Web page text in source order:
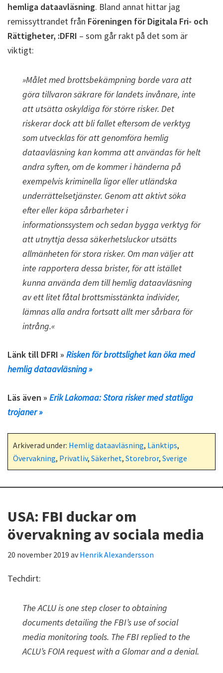
hemliga dataavläsning. Bland annat hittar jag
remissyttrandet från Föreningen för Digitala Fri- och
Rättigheter, :DFRI – som går rakt på det som är
viktigt:
»Målet med brottsbekämpning borde vara att
göra tillvaron säkrare för landets invånare, inte
att utsätta oskyldiga för större risker. Det
riskerar dock att bli fallet eftersom de verktyg
som utvecklas för att genomföra hemlig
dataavläsning kan komma att användas för helt
andra syften, om de kommer i händerna på
exempelvis kriminella ligor eller utländska
underrättelsetjänster. Genom att aktivt söka
efter eller köpa sårbarheter i
informationssystem och sedan bygga verktyg för
att utnyttja dessa säkerhetsluckor utsätts
allmänheten för stora risker. Om man väljer att
inte rapportera dessa brister, för att istället
kunna använda dem till hemlig dataavläsning
av ett litet fåtal brottsmisstänkta individer,
lämnas alla andra fortsatt allt mer sårbara för
intrång.«
Länk till DFRI » Risken för brottslighet kan öka med
hemlig dataavläsning »
Läs även » Erik Lakomaa: Stora risker med statliga
trojaner »
Arkiverad under: Hemlig dataavläsning, Länktips,
Övervakning, Privatliv, Säkerhet, Storebror, Sverige
USA: FBI duckar om
övervakning av sociala media
20 november 2019 avHenrik Alexandersson
Techdirt:
The ACLU is one step closer to obtaining
documents detailing the FBI’s use of social
media monitoring tools. The FBI replied to the
ACLU’s FOIA request with a Glomar and a denial.